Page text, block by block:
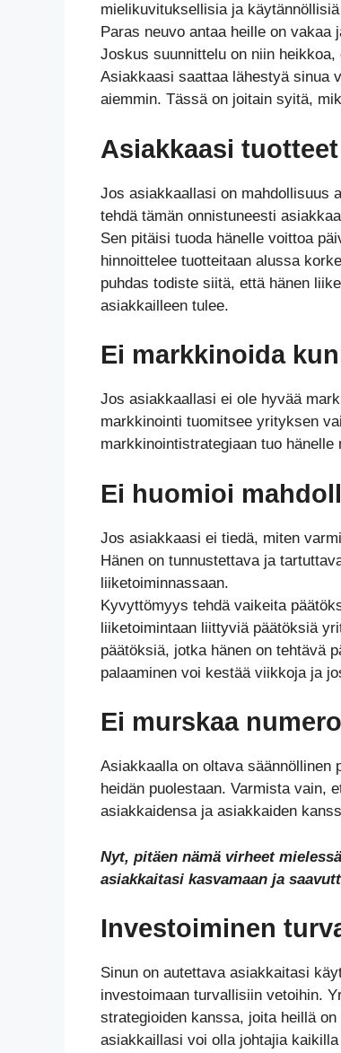
mielikuvituksellisia ja
Paras neuvo antaa heille on
Joskus suunnittelu on niin
Asiakkaasi saattaa lähestyä sinua
aiemmin. Tässä on joitain syitä,
Asiakkaasi
Jos asiakkaallasi on mahdollisuus
tehdä tämän onnistuneesti
Sen pitäisi tuoda hänelle voittoa
hinnoittelee tuotteitaan alussa
puhdas todiste siitä, että hänen
asiakkailleen tulee.
Ei markkinoida
Jos asiakkaallasi ei ole hyvää
markkinointi tuomitsee yrityksen
markkinointistrategiaan tuo
Ei huomioi
Jos asiakkaasi ei tiedä, miten
Hänen on tunnustettava ja
liiketoiminnassaan.
Kyvyttömyys tehdä vaikeita
liiketoimintaan liittyviä päätöksiä
päätöksiä, jotka hänen on tehtävä
palaaminen voi kestää viikkoja ja
Ei murskaa
Asiakkaalla on oltava
heidän puolestaan. Varmista vain,
asiakkaidensa ja asiakkaiden
Nyt, pitäen nämä virheet
asiakkaitasi kasvamaan ja
Investoiminen
Sinun on autettava asiakkaitasi
investoimaan turvallisiin vetoihin.
strategioiden kanssa, joita heillä
asiakkaillasi voi olla johtajia